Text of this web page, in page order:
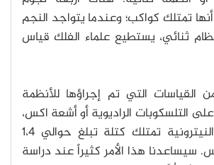
تمتلك كواكب؛ وعندما يتواجد النجم
ثنائي، يستطيع علماء الفلك قياس
التي تم إجراؤها للأنظمة
على التلسكوبات الراديوية أو أشعة اكس،
وُجد أن النجوم النيترونية تمتلك كتلة تبلغ حوالي 1،4
هذا الأمر كثيراً عند دراسة